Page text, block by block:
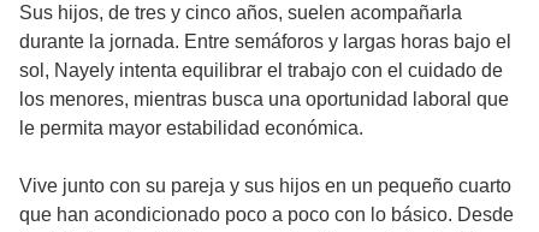
Sus hijos, de tres y cinco años, suelen acompañarla
durante la jornada. Entre semáforos y largas horas bajo el
sol, Nayely intenta equilibrar el trabajo con el cuidado de
los menores, mientras busca una oportunidad laboral que
le permita mayor estabilidad económica.
Vive junto con su pareja y sus hijos en un pequeño cuarto
que han acondicionado poco a poco con lo básico. Desde